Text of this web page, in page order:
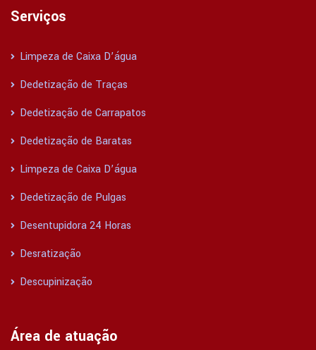
Serviços
Limpeza de Caixa D’água
Dedetização de Traças
Dedetização de Carrapatos
Dedetização de Baratas
Limpeza de Caixa D’água
Dedetização de Pulgas
Desentupidora 24 Horas
Desratização
Descupinização
Área de atuação